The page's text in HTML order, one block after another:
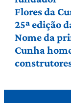
Flores da
25ª edição
Nome da
Cunha